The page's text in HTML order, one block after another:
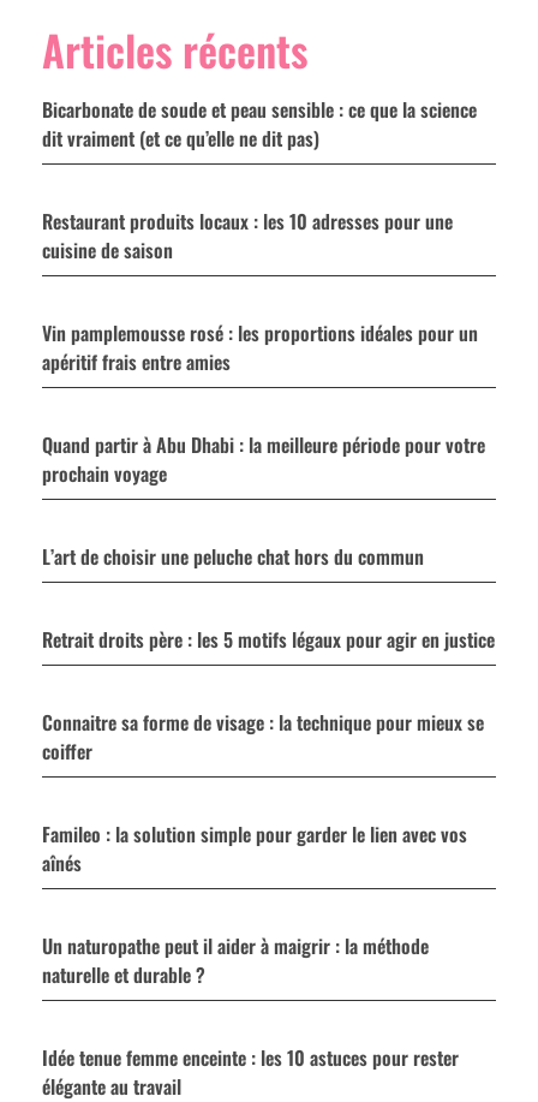
Articles récents
Bicarbonate de soude et peau sensible : ce que la science
dit vraiment (et ce qu’elle ne dit pas)
Restaurant produits locaux : les 10 adresses pour une
cuisine de saison
Vin pamplemousse rosé : les proportions idéales pour un
apéritif frais entre amies
Quand partir à Abu Dhabi : la meilleure période pour votre
prochain voyage
L’art de choisir une peluche chat hors du commun
Retrait droits père : les 5 motifs légaux pour agir en justice
Connaitre sa forme de visage : la technique pour mieux se
coiffer
Famileo : la solution simple pour garder le lien avec vos
aînés
Un naturopathe peut il aider à maigrir : la méthode
naturelle et durable ?
Idée tenue femme enceinte : les 10 astuces pour rester
élégante au travail